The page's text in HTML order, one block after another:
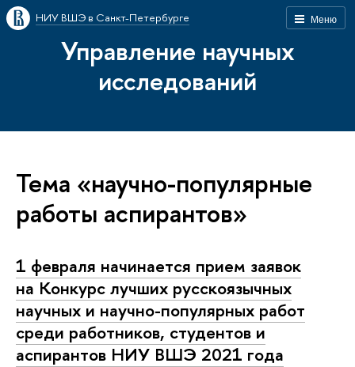
Меню
НИУ ВШЭ в Санкт-Петербурге
Управление научных
исследований
Тема «научно-популярные
работы аспирантов»
1 февраля начинается прием заявок
на Конкурс лучших русскоязычных
научных и научно-популярных работ
среди работников, студентов и
аспирантов НИУ ВШЭ 2021 года